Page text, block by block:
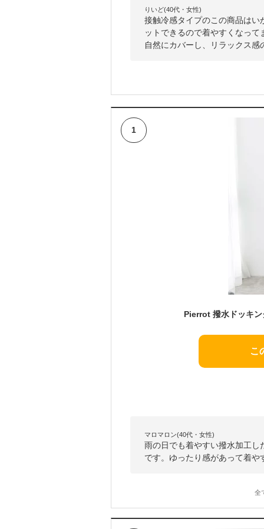
りいど(40代・女性)
接触冷感タイプのこの商品はい
ットできるので着やすくなっ
自然にカバーし、リラックス
1
こ
マロマロン(40代・女性)
雨の日でも着やすい撥水加工
です。ゆったり感があって着や
全